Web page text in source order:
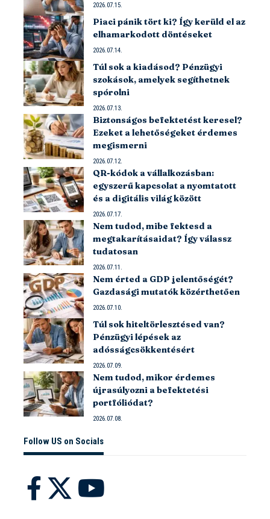
2026.07.15.
Piaci pánik tört ki? Így kerüld el az
elhamarkodott döntéseket
2026.07.14.
Túl sok a kiadásod? Pénzügyi
szokások, amelyek segíthetnek
spórolni
2026.07.13.
Biztonságos befektetést keresel?
Ezeket a lehetőségeket érdemes
megismerni
2026.07.12.
QR-kódok a vállalkozásban:
egyszerű kapcsolat a nyomtatott
és a digitális világ között
2026.07.17.
Nem tudod, mibe fektesd a
megtakarításaidat? Így válassz
tudatosan
2026.07.11.
Nem érted a GDP jelentőségét?
Gazdasági mutatók közérthetően
2026.07.10.
Túl sok hiteltörlesztésed van?
Pénzügyi lépések az
adósságcsökkentésért
2026.07.09.
Nem tudod, mikor érdemes
újrasúlyozni a befektetési
portfóliódat?
2026.07.08.
Follow US on Socials